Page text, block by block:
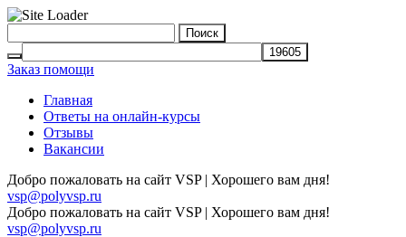
to
content
Заказ помощи
Главная
Ответы на онлайн-курсы
Отзывы
Вакансии
Добро пожаловать на сайт VSP | Хорошего вам дня!
vsp@polyvsp.ru
Добро пожаловать на сайт VSP | Хорошего вам дня!
vsp@polyvsp.ru